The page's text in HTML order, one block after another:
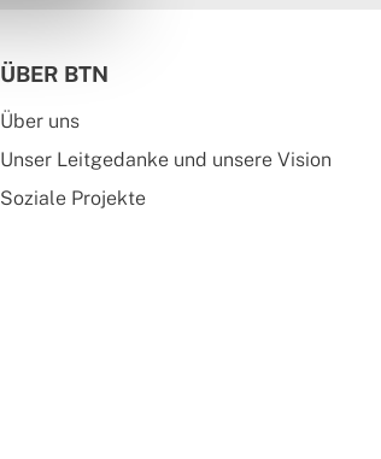
ÜBER BTN
Über uns
Unser Leitgedanke und unsere Vision
Soziale Projekte